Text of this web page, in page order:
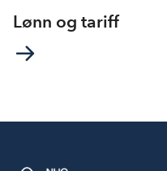
Lønn og tariff